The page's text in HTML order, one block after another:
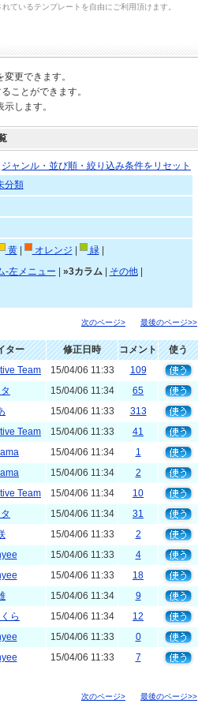
れているテンプレートを自由にご利用頂けます。
更できます。
ことができます。
します。
ジャンル・並び順・絞り込み条件をリセット
分類
黄| オレンジ 緑|
-左メニュー »3カラム| その他|
次のページ> 最後のページ>>
ター 修正日時 コメント
使う
Team 15/04/06 11:33
109
15/04/06 11:34
65
15/04/06 11:33
313
Team 15/04/06 11:33
41
15/04/06 11:34
1
15/04/06 11:34
2
Team 15/04/06 11:34
10
15/04/06 11:34
31
15/04/06 11:33
2
15/04/06 11:33
4
15/04/06 11:33
18
15/04/06 11:34
9
ら 15/04/06 11:34
12
15/04/06 11:33
0
15/04/06 11:33 7
次のページ> 最後のページ>>